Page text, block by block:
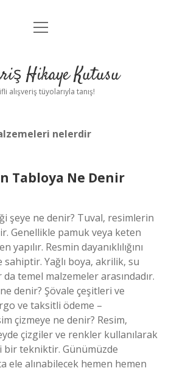
Anasayfa
Yasal Uyarı
menüyü
Hikaye Kutusu
alışveriş tüyolarıyla tanış!
nelerdir
Tabloya Ne Denir
şeye ne denir? Tuval, resimlerin
Genellikle pamuk veya keten
yapılır. Resmin dayanıklılığını
Yağlı boya, akrilik, su
temel malzemeler arasındadır.
denir? Şövale çeşitleri ve
ve taksitli ödeme –
çizmeye ne denir? Resim,
çizgiler ve renkler kullanılarak
bir tekniktir. Günümüzde
ele alınabilecek hemen hemen